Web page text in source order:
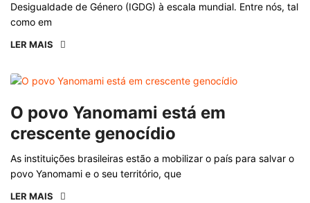
Desigualdade de Género (IGDG) à escala mundial. Entre nós, tal
como em
LER MAIS
O povo Yanomami está em
crescente genocídio
As instituições brasileiras estão a mobilizar o país para salvar o
povo Yanomami e o seu território, que
LER MAIS